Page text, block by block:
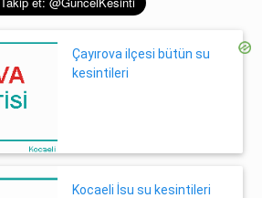
Çayırova ilçesi bütün su
kesintileri
Kocaeli İsu su kesintileri